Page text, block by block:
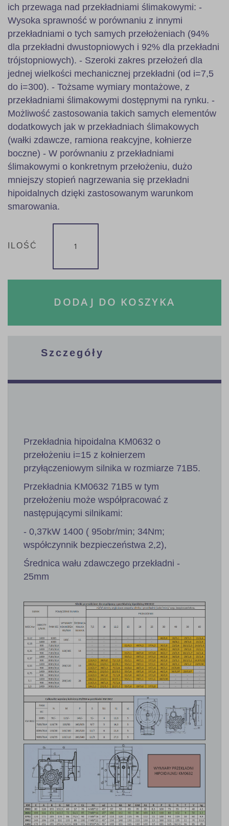
ich przewaga nad przekładniami ślimakowymi: -
Wysoka sprawność w porównaniu z innymi
przekładniami o tych samych przełożeniach (94%
dla przekładni dwustopniowych i 92% dla przekładni
trójstopniowych). - Szeroki zakres przełożeń dla
jednej wielkości mechanicznej przekładni (od i=7,5
do i=300). - Tożsame wymiary montażowe, z
przekładniami ślimakowymi dostępnymi na rynku. -
Możliwość zastosowania takich samych elementów
dodatkowych jak w przekładniach ślimakowych
(wałki zdawcze, ramiona reakcyjne, kołnierze
boczne) - W porównaniu z przekładniami
ślimakowymi o konkretnym przełożeniu, dużo
mniejszy stopień nagrzewania się przekładni
hipoidalnych dzięki zastosowanym warunkom
smarowania.
ILOŚĆ
DODAJ DO KOSZYKA
Szczegóły
Przekładnia hipoidalna KM0632 o
przełożeniu i=15 z kołnierzem
przyłączeniowym silnika w rozmiarze 71B5.
Przekładnia KM0632 71B5 w tym
przełożeniu może współpracować z
następującymi silnikami:
- 0,37kW 1400 ( 95obr/min; 34Nm;
współczynnik bezpieczeństwa 2,2),
Średnica wału zdawczego przekładni -
25mm